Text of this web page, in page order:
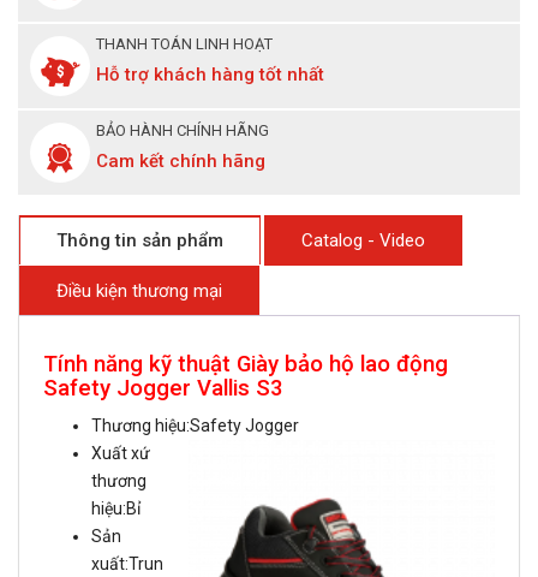
THANH TOÁN LINH HOẠT
Hỗ trợ khách hàng tốt nhất
BẢO HÀNH CHÍNH HÃNG
Cam kết chính hãng
Thông tin sản phẩm Catalog - Video
Điều kiện thương mại
Tính năng kỹ thuật Giày bảo hộ lao động
Safety Jogger Vallis S3
Thương hiệu:Safety Jogger
Xuất xứ
thương
hiệu:Bỉ
Sản
xuất:Trun